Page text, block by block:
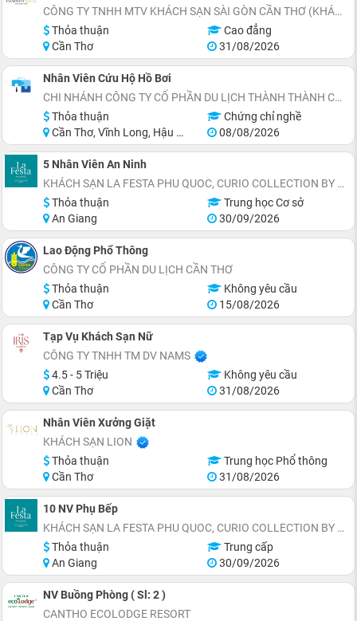
CÔNG TY TNHH MTV KHÁCH SẠN SÀI GÒN CẦN THƠ (KHÁCH SẠN CHARMANT SUITES)
Thỏa thuận
Cao đẳng
Cần Thơ
31/08/2026
Nhân Viên Cứu Hộ Hồ Bơi
CHI NHÁNH CÔNG TY CỔ PHẦN DU LỊCH THÀNH THÀNH CÔNG TẠI CẦN THƠ – KHÁCH SẠN TTC
Thỏa thuận
Chứng chỉ nghề
Cần Thơ, Vĩnh Long, Hậu Giang
08/08/2026
5 Nhân Viên An Ninh
KHÁCH SẠN LA FESTA PHU QUOC, CURIO COLLECTION BY HILTON - TỌA LẠC THỊ TRẤN HOÀNG HÔN, AN THỚI, ĐẶC KHU PHÚ QUỐC
Thỏa thuận
Trung học Cơ sở
An Giang
30/09/2026
Lao Động Phổ Thông
CÔNG TY CỔ PHẦN DU LỊCH CẦN THƠ
Thỏa thuận
Không yêu cầu
Cần Thơ
15/08/2026
Tạp Vụ Khách Sạn Nữ
CÔNG TY TNHH TM DV NAMS
4.5 - 5 Triệu
Không yêu cầu
Cần Thơ
31/08/2026
Nhân Viên Xưởng Giặt
KHÁCH SẠN LION
Thỏa thuận
Trung học Phổ thông
Cần Thơ
31/08/2026
10 NV Phụ Bếp
KHÁCH SẠN LA FESTA PHU QUOC, CURIO COLLECTION BY HILTON - TỌA LẠC THỊ TRẤN HOÀNG HÔN, AN THỚI, ĐẶC KHU PHÚ QUỐC
Thỏa thuận
Trung cấp
An Giang
30/09/2026
NV Buồng Phòng ( Sl: 2 )
CANTHO ECOLODGE RESORT